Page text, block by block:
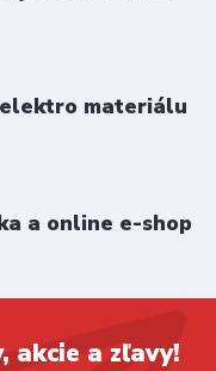
materiálu
a online e-shop
akcie a zľavy!